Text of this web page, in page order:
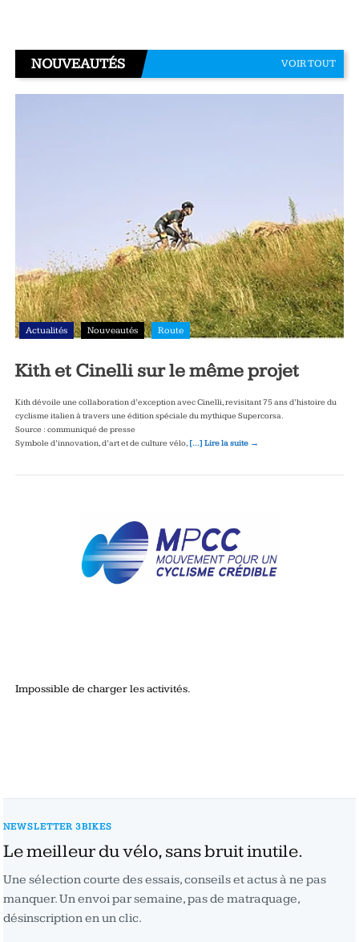
NOUVEAUTÉS VOIR TOUT
Actualités Nouveautés Route
Kith et Cinelli sur le même projet
Kith dévoile une collaboration d’exception avec Cinelli, revisitant 75 ans d’histoire du
cyclisme italien à travers une édition spéciale du mythique Supercorsa.
Source : communiqué de presse
Symbole d’innovation, d’art et de culture vélo, […] Lire la suite →
Impossible de charger les activités.
NEWSLETTER 3BIKES
Le meilleur du vélo, sans bruit inutile.
Une sélection courte des essais, conseils et actus à ne pas
manquer. Un envoi par semaine, pas de matraquage,
désinscription en un clic.